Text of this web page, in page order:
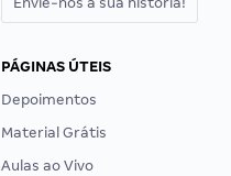
PÁGINAS ÚTEIS
Depoimentos
Material Grátis
Aulas ao Vivo